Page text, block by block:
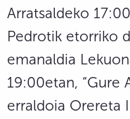
Arratsaldeko
Pedrotik etorriko
emanaldia
19:00etan, “Gure
erraldoia Orereta